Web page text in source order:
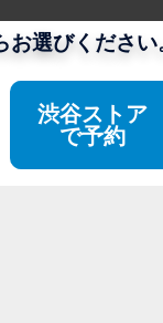
お選びください
渋谷ストア
で予約